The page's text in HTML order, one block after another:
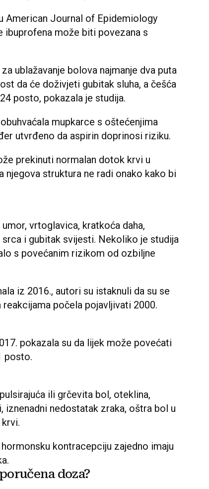
American Journal of Epidemiology
ibuprofena može biti povezana s
ublažavanje bolova najmanje dva puta
da će doživjeti gubitak sluha, a češća
posto, pokazala je studija.
mupkarce s oštećenjima
utvrđeno da aspirin doprinosi riziku.
prekinuti normalan dotok krvi u
njegova struktura ne radi onako kako bi
vrtoglavica, kratkoća daha,
srca i gubitak svijesti. Nekoliko je studija
s povećanim rizikom od ozbiljne
iz 2016., autori su istaknuli da su se
počela pojavljivati 2000.
pokazala su da lijek može povećati
posto.
ili grčevita bol, oteklina,
nedostatak zraka, oštra bol u
kontracepciju zajedno imaju
doza?